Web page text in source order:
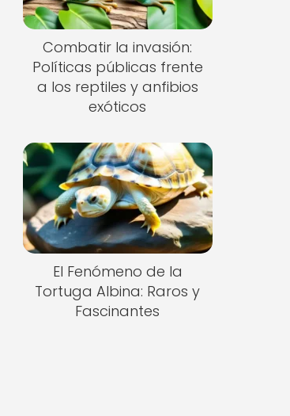
Combatir la invasión:
Políticas públicas frente
a los reptiles y anfibios
exóticos
El Fenómeno de la
Tortuga Albina: Raros y
Fascinantes